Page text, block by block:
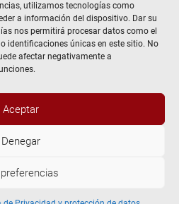
utilizamos tecnologías como
a información del dispositivo. Dar su
nos permitirá procesar datos como el
identificaciones únicas en este sitio. No
afectar negativamente a
Aceptar
Denegar
Legal